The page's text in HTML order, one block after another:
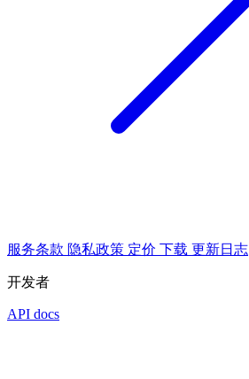
服务条款 隐私政策 定价 下载 更新日志
开发者
API docs